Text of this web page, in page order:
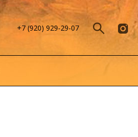
+7 (920) 929-29-07